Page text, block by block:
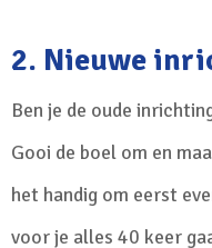
2. Nieuwe
Ben je de oude
Gooi de boel om en
het handig om eerst
voor je alles 40 keer